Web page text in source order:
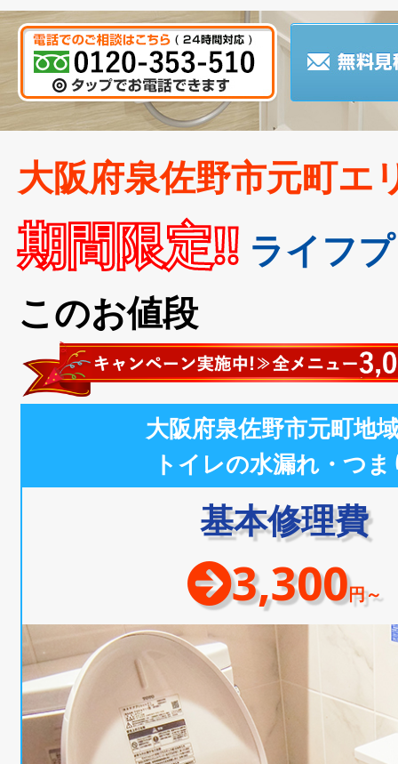
大阪府泉佐野市元町エ
期間限定!! ライフ
このお値段
大阪府泉佐野市元町地
トイレの水漏れ・つま
基本修理費
3,300円～